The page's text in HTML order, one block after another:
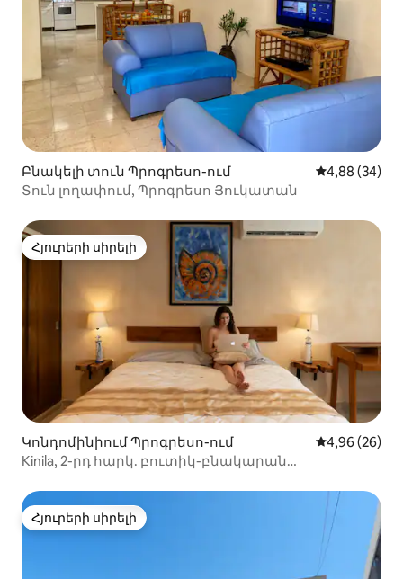
Բնակելի տուն Պրոգրեսո-ում Միջին
4,88 (34)
Տուն լողափում, Պրոգրեսո Յուկատան
Հյուրերի սիրելի
Հյուրերի սիրելի
Կոնդոմինիում Պրոգրեսո-ում Միջին
4,96 (26)
Kinila, 2-րդ հարկ. բուտիկ-բնակարան
Հյուրերի սիրելի
Հյուրերի սիրելի